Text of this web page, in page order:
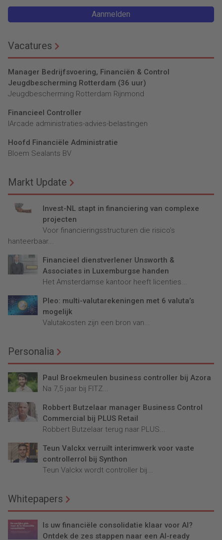
Aanmelden
Vacatures
Manager Bedrijfsvoering, Financiën & Control
Jeugdbescherming Rotterdam (36 uur)
Jeugdbescherming Rotterdam Rijnmond
Financieel Controller
lArcade administraties-advies-belastingen
Hoofd Financiële Administratie
Bloem Sealants BV
Markt Update
Invest-NL stapt in financiering van complexe
projecten
Voor financieringsstructuren die risico’s
hanteerbaar...
Financieel dienstverlener Unsworth &
Associates in Luxemburgse handen
Het Amsterdamse kantoor heeft licenties...
Pleo: multi-valutarekeningen met 6 valuta’s
mogelijk
Valutakosten zijn een bron van...
Personalia
Paul Broekmeulen business controller bij Azora
Na 7,5 jaar bij FITZ...
Robbert Butzelaar manager Business Control
Commercial bij PLUS Retail
Robbert Butzelaar terug naar PLUS...
Teun Valckx verruilt interimwerk voor vaste
controllerrol bij Synthon
Teun Valckx wordt controller bij...
Whitepapers
Is uw financiële consolidatie klaar voor AI?
Ontdek de zes stappen naar een AI-ready